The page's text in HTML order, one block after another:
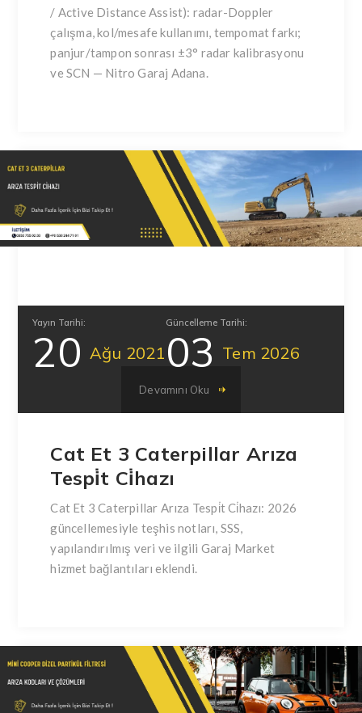
/ Active Distance Assist): radar-Doppler
çalışma, kol/mesafe kullanımı, tempomat farkı;
panjur/tampon sonrası ±3° radar kalibrasyonu
ve SCN — Nitro Garaj Adana.
Yayın Tarihi:
20 Ağu 2021
Güncelleme Tarihi:
03 Tem 2026
Devamını Oku
Cat Et 3 Caterpillar Arıza
Tespi̇t Ci̇hazı
Cat Et 3 Caterpillar Arıza Tespi̇t Ci̇hazı: 2026
güncellemesiyle teşhis notları, SSS,
yapılandırılmış veri ve ilgili Garaj Market
hizmet bağlantıları eklendi.